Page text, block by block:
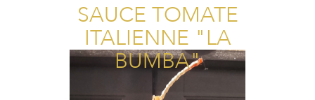
SAUCE TOMATE
ITALIENNE "LA
BUMBA"